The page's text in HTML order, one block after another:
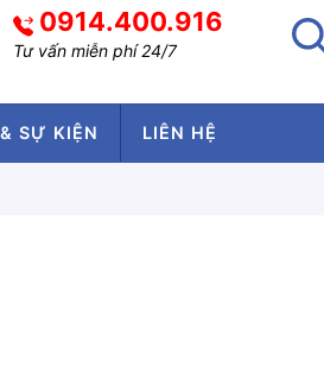
0914.400.916
Tư vấn miễn phí 24/7
SỰ KIỆN LIÊN HỆ